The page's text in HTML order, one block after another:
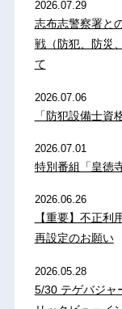
2026.07.29
志布志警察署と
戦（防犯、防災
て
2026.07.06
「防犯設備士資
2026.07.01
特別番組「皇徳
2026.06.26
【重要】不正利
再設定のお願い
2026.05.28
5/30 テゲバジ